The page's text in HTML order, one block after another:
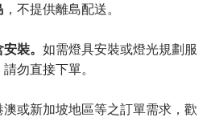
，不提供離島配送。
裝。 如需燈具安裝或燈光規劃服
勿直接下單。
澳或新加坡地區等之訂單需求，歡